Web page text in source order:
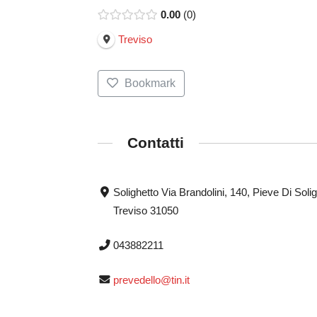
0.00 0
Treviso
Bookmark
Contatti
Solighetto Via Brandolini, 140, Pieve Di
Treviso 31050
043882211
prevedello@tin.it